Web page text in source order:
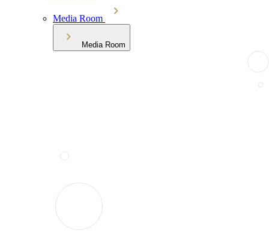
Media Room
Media Room